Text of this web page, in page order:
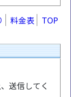
料金表 TOP
送信してく